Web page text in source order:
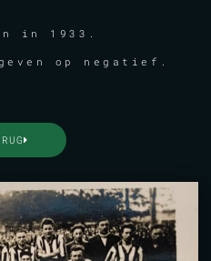
in 1933.
op negatief.